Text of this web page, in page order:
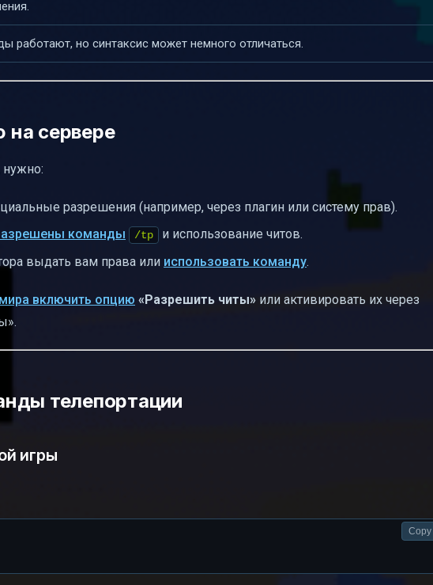
работают, но синтаксис может немного отличаться.
на сервере
нужно:
разрешения (например, через плагин или систему прав).
команды /tp
и использование читов.
выдать вам права или использовать команду.
включить опцию «Разрешить читы» или активировать их через
телепортации
игры
Copy